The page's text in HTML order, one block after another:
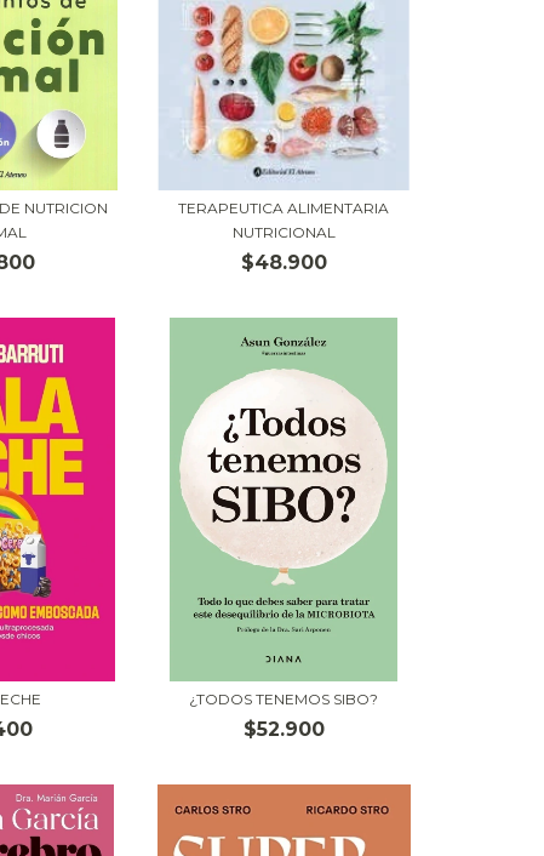
NUTRICION
TERAPEUTICA ALIMENTARIA
NUTRICIONAL
$48.900
¿TODOS TENEMOS SIBO?
$52.900